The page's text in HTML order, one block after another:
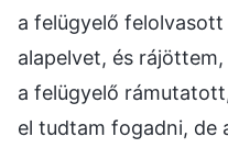
a felügyelő
alapelvet, és
a felügyelő
el tudtam fogadni, de